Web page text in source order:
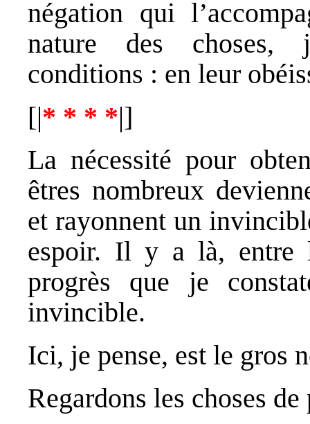
négation qui
nature des choses,
conditions : en leur
[|* * * *|]
La nécessité pour
êtres nombreux
et rayonnent un
espoir. Il y a là, entre
progrès que je
invincible.
Ici, je pense, est le gros
Regardons les choses de